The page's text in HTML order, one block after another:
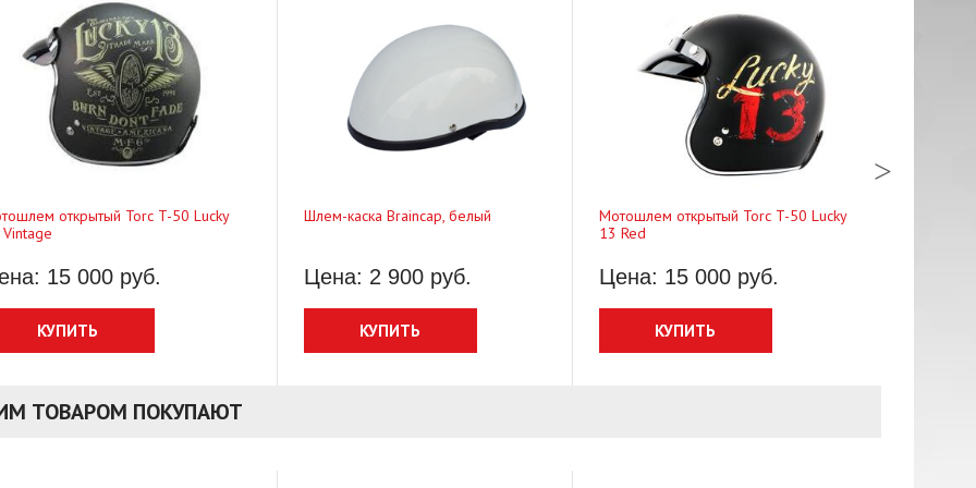
открытый Torc T-50 Lucky
15 000 руб.
КУПИТЬ
Шлем-каска Braincap, белый
Цена: 2 900 руб.
КУПИТЬ
Мотошлем открытый Torc T-50 Lucky
13 Red
Цена: 15 000 руб.
КУПИТЬ
ТОВАРОМ ПОКУПАЮТ